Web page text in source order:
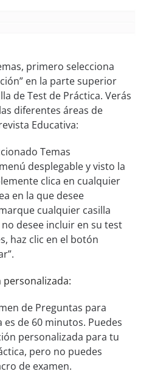
primero selecciona
en la parte superior
de Test de Práctica. Verás
diferentes áreas de
Educativa:
Temas
desplegable y visto la
clica en cualquier
en la que desee
cualquier casilla
desee incluir en su test
haz clic en el botón
de Preguntas para
es de 60 minutos. Puedes
personalizada para tu
pero no puedes
de examen.